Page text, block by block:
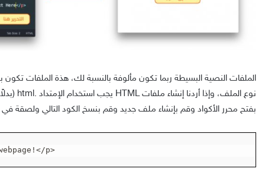
بفتح محرر الأكواد وقم بإنشاء ملف جديد وقم بنسخ الكود التالي ولصقة
p>